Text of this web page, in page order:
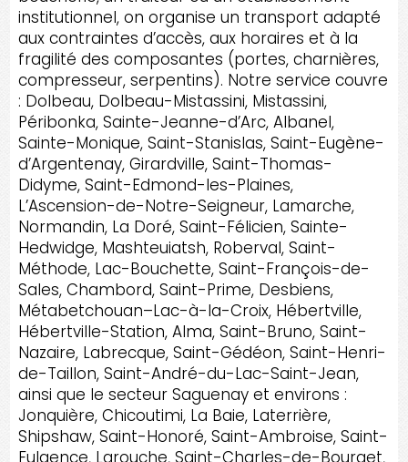
institutionnel, on organise un transport adapté
aux contraintes d’accès, aux horaires et à la
fragilité des composantes (portes, charnières,
compresseur, serpentins). Notre service couvre
: Dolbeau, Dolbeau-Mistassini, Mistassini,
Péribonka, Sainte-Jeanne-d’Arc, Albanel,
Sainte-Monique, Saint-Stanislas, Saint-Eugène-
d’Argentenay, Girardville, Saint-Thomas-
Didyme, Saint-Edmond-les-Plaines,
L’Ascension-de-Notre-Seigneur, Lamarche,
Normandin, La Doré, Saint-Félicien, Sainte-
Hedwidge, Mashteuiatsh, Roberval, Saint-
Méthode, Lac-Bouchette, Saint-François-de-
Sales, Chambord, Saint-Prime, Desbiens,
Métabetchouan–Lac-à-la-Croix, Hébertville,
Hébertville-Station, Alma, Saint-Bruno, Saint-
Nazaire, Labrecque, Saint-Gédéon, Saint-Henri-
de-Taillon, Saint-André-du-Lac-Saint-Jean,
ainsi que le secteur Saguenay et environs :
Jonquière, Chicoutimi, La Baie, Laterrière,
Shipshaw, Saint-Honoré, Saint-Ambroise, Saint-